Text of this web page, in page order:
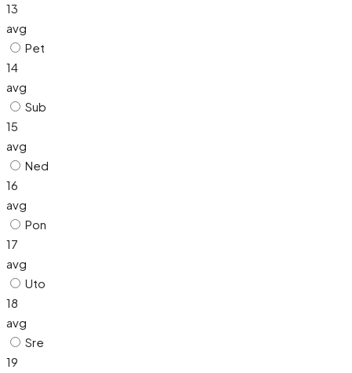
13
avg
Pet
14
avg
Sub
15
avg
Ned
16
avg
Pon
17
avg
Uto
18
avg
Sre
19